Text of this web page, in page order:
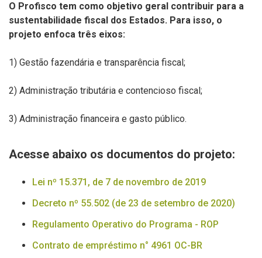
O Profisco tem como objetivo geral contribuir para a
sustentabilidade fiscal dos Estados. Para isso, o
projeto enfoca três eixos:
1) Gestão fazendária e transparência fiscal;
2) Administração tributária e contencioso fiscal;
3) Administração financeira e gasto público.
Acesse abaixo os documentos do projeto:
Lei nº 15.371, de 7 de novembro de 2019
Decreto nº 55.502 (de 23 de setembro de 2020)
Regulamento Operativo do Programa - ROP
Contrato de empréstimo n° 4961 OC-BR